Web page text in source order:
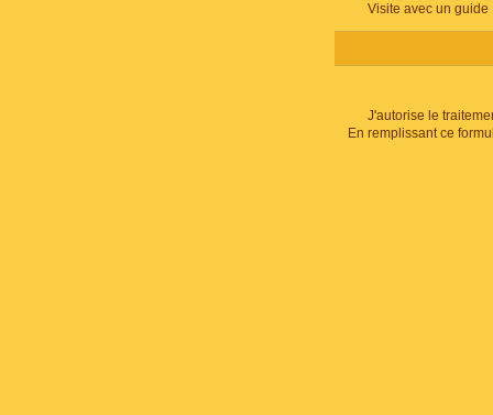
Visite avec un guide
J'autorise le
En remplissant ce